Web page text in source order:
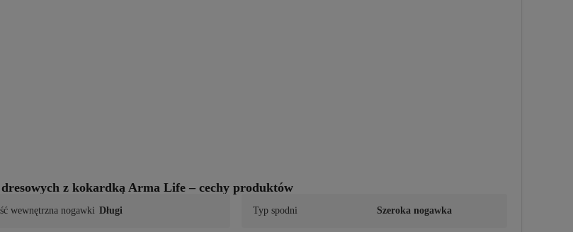
z kokardką Arma Life – cechy produktów
wewnętrzna nogawki Długi Typ spodni Szeroka nogawka